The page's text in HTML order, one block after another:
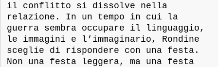
il conflitto si dissolve nella
relazione. In un tempo in cui la
guerra sembra occupare il linguaggio,
le immagini e l’immaginario, Rondine
sceglie di rispondere con una festa.
Non una festa leggera, ma una festa